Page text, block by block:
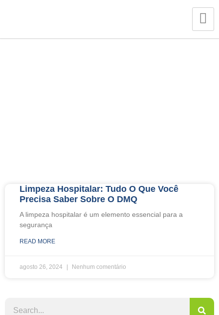
Limpeza Hospitalar: Tudo O Que Você
Precisa Saber Sobre O DMQ
A limpeza hospitalar é um elemento essencial para a
segurança
READ MORE
agosto 26, 2024 Nenhum comentário